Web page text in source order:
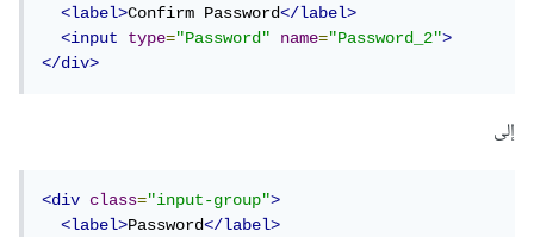
<label>Confirm Password</label>
<input
type="Password" name="Password_2">
</div>
إلى
<div class="input-group">
<label>Password</label>